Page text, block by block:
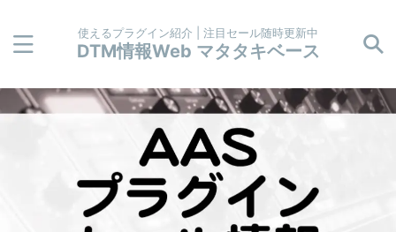
使えるプラグイン紹介 | 注目セール随時更新中
DTM情報Web マタタキベース